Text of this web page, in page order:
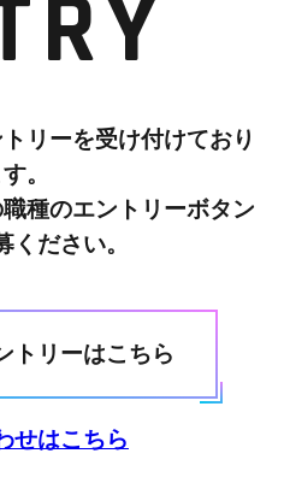
リーを受け付けており
。
種のエントリーボタン
ください。
トリーはこちら
せはこちら